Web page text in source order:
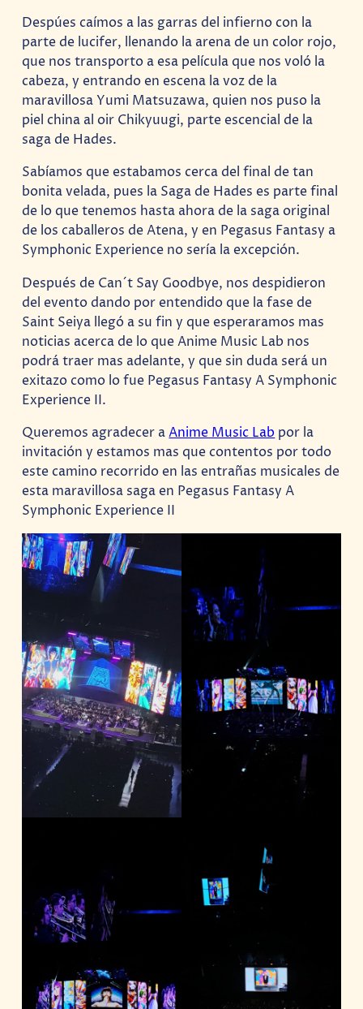
Despúes caímos a las garras del infierno con la
parte de lucifer, llenando la arena de un color rojo,
que nos transporto a esa película que nos voló la
cabeza, y entrando en escena la voz de la
maravillosa Yumi Matsuzawa, quien nos puso la
piel china al oir Chikyuugi, parte escencial de la
saga de Hades.
Sabíamos que estabamos cerca del final de tan
bonita velada, pues la Saga de Hades es parte final
de lo que tenemos hasta ahora de la saga original
de los caballeros de Atena, y en Pegasus Fantasy a
Symphonic Experience no sería la excepción.
Después de Can´t Say Goodbye, nos despidieron
del evento dando por entendido que la fase de
Saint Seiya llegó a su fin y que esperaramos mas
noticias acerca de lo que Anime Music Lab nos
podrá traer mas adelante, y que sin duda será un
exitazo como lo fue Pegasus Fantasy A Symphonic
Experience II.
Queremos agradecer aAnime Music Lab por la
invitación y estamos mas que contentos por todo
este camino recorrido en las entrañas musicales de
esta maravillosa saga en Pegasus Fantasy A
Symphonic Experience II